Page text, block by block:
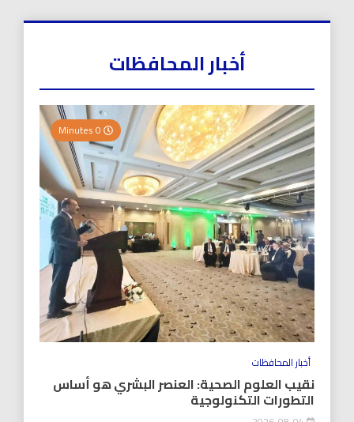
أخبار المحافظات
أخبار المحافظات
نقيب العلوم الصحية: العنصر البشري هو أساس
التطورات التكنولوجية